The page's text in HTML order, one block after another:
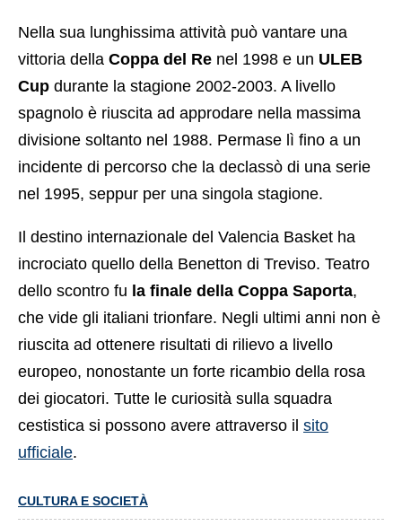
Nella sua lunghissima attività può vantare una
vittoria della Coppa del Re nel 1998 e un ULEB
Cup durante la stagione 2002-2003. A livello
spagnolo è riuscita ad approdare nella massima
divisione soltanto nel 1988. Permase lì fino a un
incidente di percorso che la declassò di una serie
nel 1995, seppur per una singola stagione.
Il destino internazionale del Valencia Basket ha
incrociato quello della Benetton di Treviso. Teatro
dello scontro fu la finale della Coppa Saporta,
che vide gli italiani trionfare. Negli ultimi anni non è
riuscita ad ottenere risultati di rilievo a livello
europeo, nonostante un forte ricambio della rosa
dei giocatori. Tutte le curiosità sulla squadra
cestistica si possono avere attraverso il sito
ufficiale.
CULTURA E SOCIETÀ